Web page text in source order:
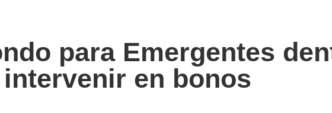
para Emergentes
en bonos